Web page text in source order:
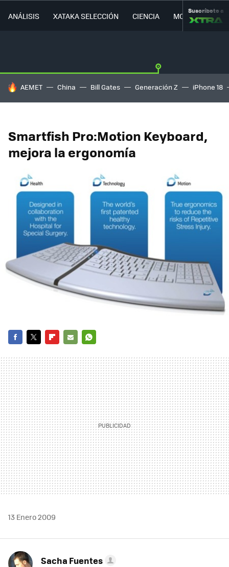
ANÁLISIS XATAKA SELECCIÓN CIENCIA MOVILIDAD
Suscríbete a
HOY SE HABLA DE
AEMET China Bill Gates Generación Z iPhone 18
Smartfish Pro:Motion Keyboard,
mejora la ergonomía
MAIL
13 Enero 2009
Sacha Fuentes